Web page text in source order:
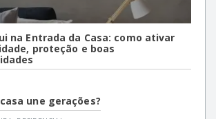
na Entrada da Casa: como ativar
proteção e boas
une gerações?